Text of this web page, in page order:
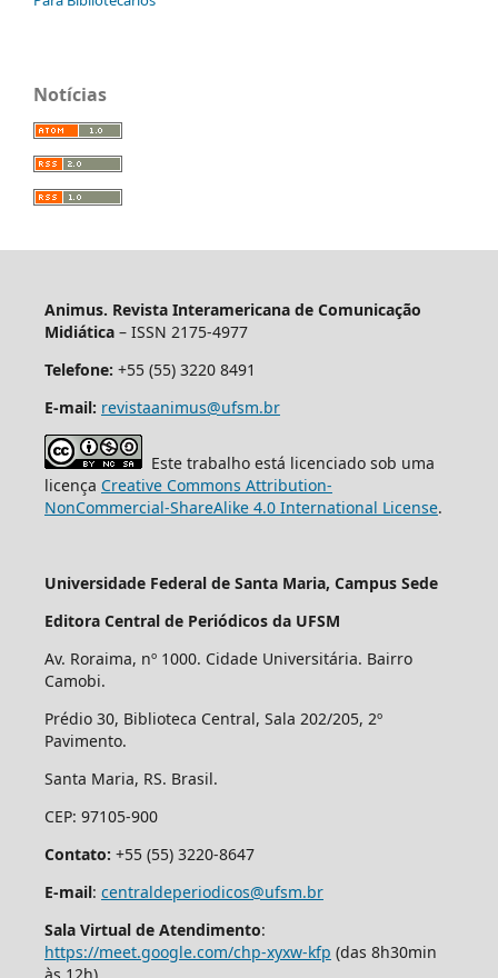
Notícias
Animus. Revista Interamericana de Comunicação
Midiática– ISSN 2175-4977
Telefone: +55 (55) 3220 8491
E-mail: revistaanimus@ufsm.br
Este trabalho está licenciado sob uma
licença Creative Commons Attribution-
NonCommercial-ShareAlike 4.0 International License.
Universidade Federal de Santa Maria, Campus Sede
Editora Central de Periódicos da UFSM
Av. Roraima, nº 1000. Cidade Universitária. Bairro
Camobi.
Prédio 30, Biblioteca Central, Sala 202/205, 2º
Pavimento.
Santa Maria, RS. Brasil.
CEP: 97105-900
Contato: +55 (55) 3220-8647
E-mail: centraldeperiodicos@ufsm.br
Sala Virtual de Atendimento:
https://meet.google.com/chp-xyxw-kfp (das 8h30min